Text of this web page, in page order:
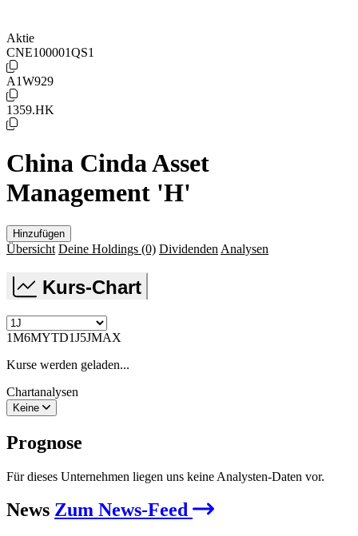
Aktie
CNE100001QS1
A1W929
1359.HK
China Cinda Asset
Management 'H'
Hinzufügen
Übersicht Deine Holdings (0) Dividenden Analysen
Kurs-Chart
1M6MYTD1J5JMAX
Kurse werden geladen...
Chartanalysen
Keine
Prognose
Für dieses Unternehmen liegen uns keine Analysten-Daten vor.
News Zum News-Feed